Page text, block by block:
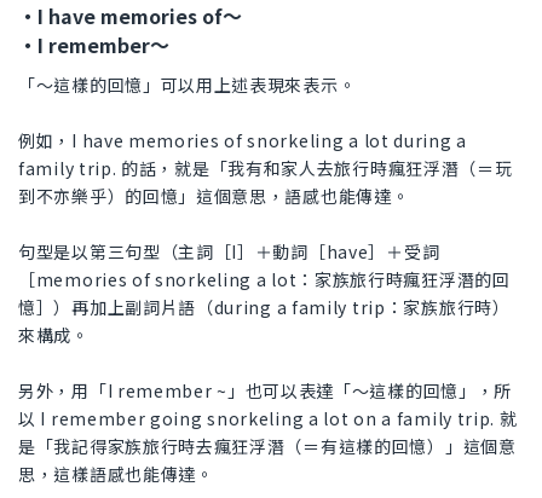
・I have memories of～
・I remember～
「～這樣的回憶」可以用上述表現來表示。
例如，I have memories of snorkeling a lot during a
family trip. 的話，就是「我有和家人去旅行時瘋狂浮潛（＝玩
到不亦樂乎）的回憶」這個意思，語感也能傳達。
句型是以第三句型（主詞［I］＋動詞［have］＋受詞
［memories of snorkeling a lot：家族旅行時瘋狂浮潛的回
憶］）再加上副詞片語（during a family trip：家族旅行時）
來構成。
另外，用「I remember ~」也可以表達「～這樣的回憶」，所
以 I remember going snorkeling a lot on a family trip. 就
是「我記得家族旅行時去瘋狂浮潛（＝有這樣的回憶）」這個意
思，這樣語感也能傳達。